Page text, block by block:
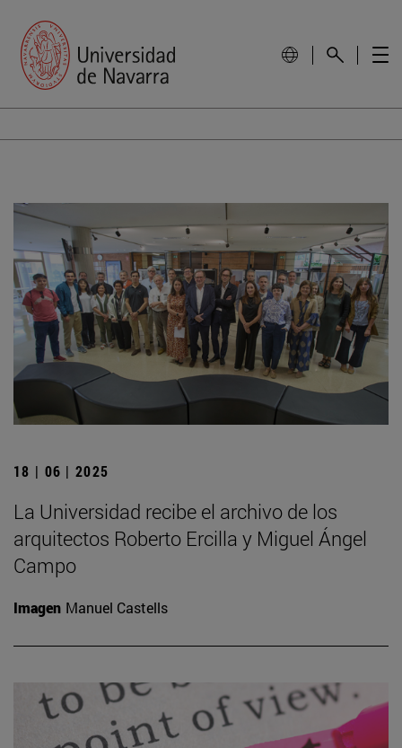
18 | 06 | 2025
La Universidad recibe el archivo de los
arquitectos Roberto Ercilla y Miguel Ángel
Campo
Imagen Manuel Castells